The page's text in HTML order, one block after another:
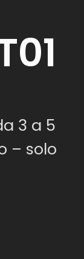
3 a 5
– solo